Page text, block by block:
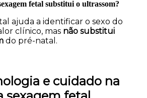
fetal substitui o ultrassom?
ajuda a identificar o sexo do
clínico, mas não substitui
do pré-natal.
e cuidado na